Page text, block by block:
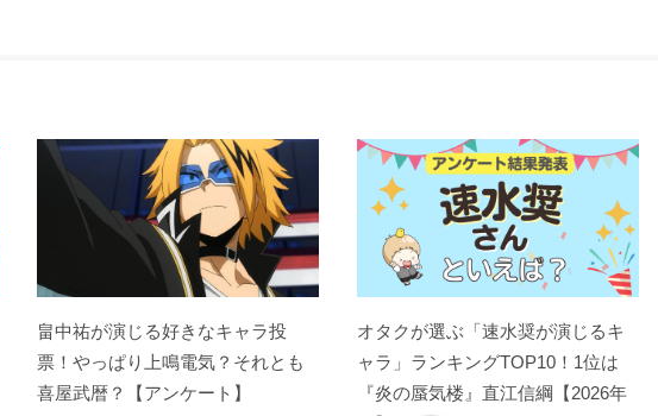
畠中祐が演じる好きなキャラ投
票！やっぱり上鳴電気？それとも
喜屋武暦？【アンケート】
オタクが選ぶ「速水奨が演じるキ
ャラ」ランキングTOP10！1位は
『炎の蜃気楼』直江信綱【2026年